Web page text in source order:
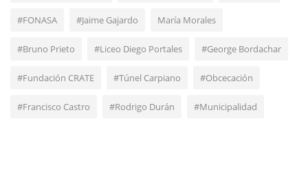
#FONASA #Jaime Gajardo María Morales
#Bruno Prieto #Liceo Diego Portales #George Bordachar
#Fundación CRATE #Túnel Carpiano #Obcecación
#Francisco Castro #Rodrigo Durán #Municipalidad